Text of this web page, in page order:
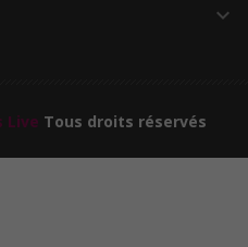
expand_more
Live Tous droits réservés